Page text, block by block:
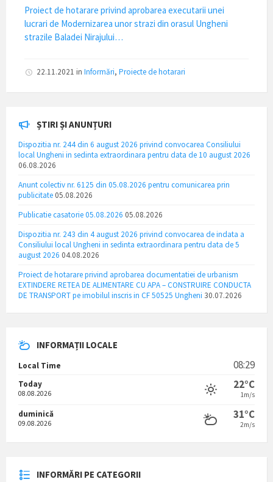
Proiect de hotarare privind aprobarea executarii unei
lucrari de Modernizarea unor strazi din orasul Ungheni
strazile Baladei Nirajului…
22.11.2021 in Informări, Proiecte de hotarari
ȘTIRI ȘI ANUNȚURI
Dispozitia nr. 244 din 6 august 2026 privind convocarea Consiliului
local Ungheni in sedinta extraordinara pentru data de 10 august 2026
06.08.2026
Anunt colectiv nr. 6125 din 05.08.2026 pentru comunicarea prin
publicitate 05.08.2026
Publicatie casatorie 05.08.2026 05.08.2026
Dispozitia nr. 243 din 4 august 2026 privind convocarea de indata a
Consiliului local Ungheni in sedinta extraordinara pentru data de 5
august 2026 04.08.2026
Proiect de hotarare privind aprobarea documentatiei de urbanism
EXTINDERE RETEA DE ALIMENTARE CU APA – CONSTRUIRE CONDUCTA
DE TRANSPORT pe imobilul inscris in CF 50525 Ungheni 30.07.2026
INFORMAȚII LOCALE
Local Time 08:29
Today
08.08.2026
22°C
1m/s
duminică
09.08.2026
31°C
2m/s
INFORMĂRI PE CATEGORII